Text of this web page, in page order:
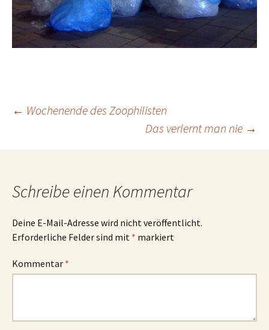
Beitrags-
Navigation
← Wochenende des Zoophilisten
Das verlernt man nie →
Schreibe einen Kommentar
Deine E-Mail-Adresse wird nicht veröffentlicht.
Erforderliche Felder sind mit * markiert
Kommentar *